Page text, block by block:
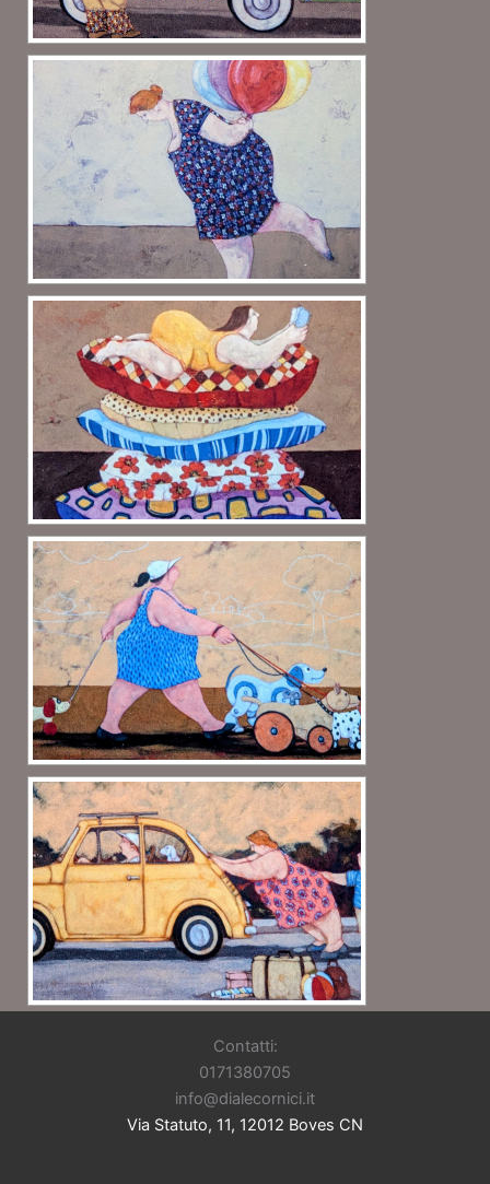
Contatti:
0171380705
info@dialecornici.it
Via Statuto, 11, 12012 Boves CN